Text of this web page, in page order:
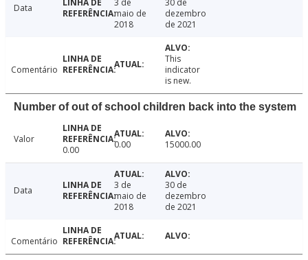
Data
maio de
2018
dezembro
de 2021
Comentário
This
indicator
is new.
Number of out of school children back into the system
Valor
0.00
0.00 15000.00
Data
3 de
maio de
2018
30 de
dezembro
de 2021
Comentário